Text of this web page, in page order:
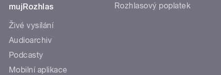
mujRozhlas
Živé vysílání
Audioarchiv
Podcasty
Mobilní aplikace
Rozhlasový poplatek